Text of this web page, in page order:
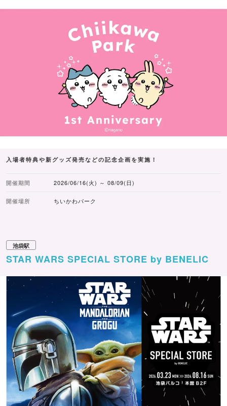
入場者特典や新グッズ発売などの記念企画を実施！
開催期間 2026/06/16(火) ～ 08/09(日)
開催場所 ちいかわパーク
池袋駅
STAR WARS SPECIAL STORE by BENELIC